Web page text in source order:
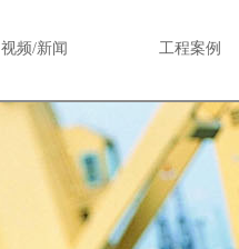
视频/新闻 工程案例